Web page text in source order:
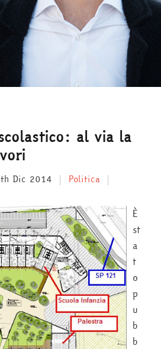
al via la
Dic 2014
Politica
È
st
a
t
o
p
u
b
b